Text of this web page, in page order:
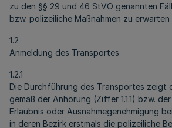
zu den §§ 29 und 46 StVO genannten
bzw. polizeiliche Maßnahmen zu erwarten
1.2
Anmeldung des Transportes
1.2.1
Die Durchführung des Transportes zeigt
gemäß der Anhörung (Ziffer 1.1.1) bzw.
Erlaubnis oder Ausnahmegenehmigung
in deren Bezirk erstmals die polizeiliche